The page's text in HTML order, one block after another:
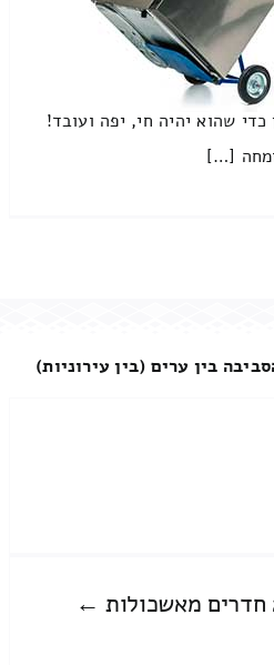
כדי שהוא יהיה חי, יפה ועובד!
[…]
בין ערים (בין עירוניות)
מחיר הובלות דירה 2 חדרים מאשכולות ←